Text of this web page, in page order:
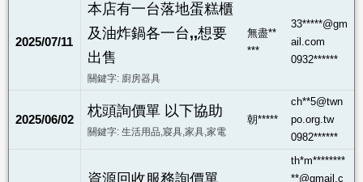
2025/07/11
本店有一台落地蛋糕櫃
及油炸鍋各一台,,想要
出售
關鍵字: 廚房器具
無盡**
***
33*****@gm
ail.com
0932******
2025/06/02
枕頭詢價單 以下協助
關鍵字: 生活用品,寢具,家具,家電
朝*****
ch**5@twn
po.org.tw
0982******
th*m********
**@gmail.c